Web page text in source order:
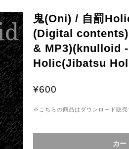
鬼(Oni) / 自罰
(Digital
& MP3)(knulloid
Holic(Jibatsu
¥600
※こちらの商品はダウンロード販